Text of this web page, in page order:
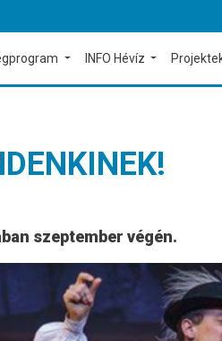
INFO Hévíz
szeptember végén.